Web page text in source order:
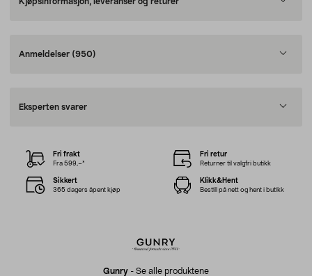
Anmeldelser (950)
Eksperten svarer
Gunry - Se alle produktene
Fri frakt
Fra 599,–*
Fri retur
Returner til valgfri butikk
Sikkert
365 dagers åpent kjøp
Klikk&Hent
Bestill på nett og hent i butikk